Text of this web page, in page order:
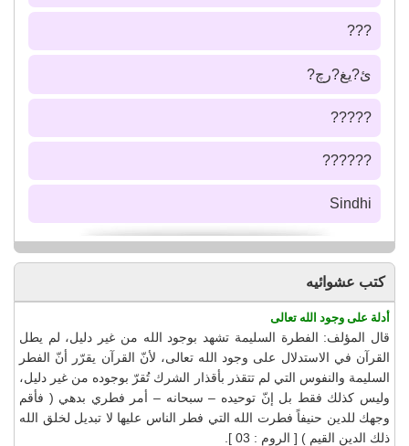
???
ئ?يغ?رچ?
?????
??????
Sindhi
كتب عشوائيه
أدلة على وجود الله تعالى
قال المؤلف: الفطرة السليمة تشهد بوجود الله من غير دليل، لم يطل
القرآن في الاستدلال على وجود الله تعالى، لأنّ القرآن يقرّر أنّ الفطر
السليمة والنفوس التي لم تتقذر بأقذار الشرك تُقرّ بوجوده من غير دليل،
وليس كذلك فقط بل إنّ توحيده – سبحانه – أمر فطري بدهي ( فأقم
وجهك للدين حنيفاً فطرت الله التي فطر الناس عليها لا تبديل لخلق الله
ذلك الدين القيم ) [ الروم : 03 ].